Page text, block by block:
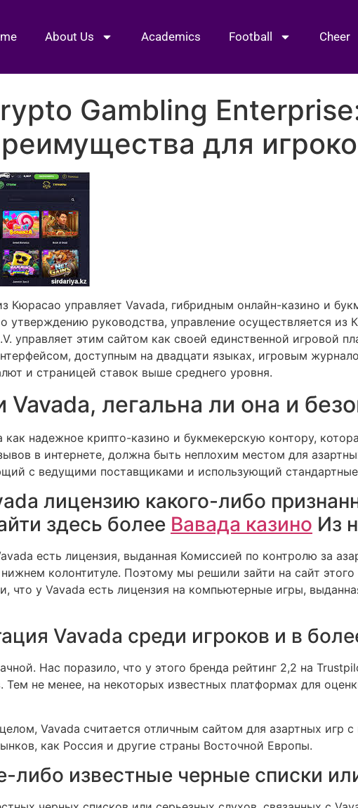
About Us Academics Football Cheer
Gambling
для
Кюрасао управляет Vavada, гибридным онлайн-казино и
утверждению руководства, управление осуществляется из
управляет этим сайтом как своей единственной игровой
доступным на двадцати языках, игровым
и страницей ставок выше среднего уровня.
легальна ли она и
надежное крипто-казино и букмекерскую контору,
в интернете, должна быть неплохим местом для
с ведущими поставщиками и использующий
лицензию какого-либо
здесь более Вавада казино Из
есть лицензия, выданная Комиссией по контролю за
колонтитуле. Поэтому мы решили зайти на сайт этого
что у Vavada есть лицензия на компьютерные игры,
Vavada среди игроков и в
Нас поразило, что у этого бренда рейтинг 2,2 на
Тем не менее, на некоторых известных платформах для
Vavada считается отличным сайтом для азартных игр
как Россия и другие страны Восточной Европы.
либо известные черные списки